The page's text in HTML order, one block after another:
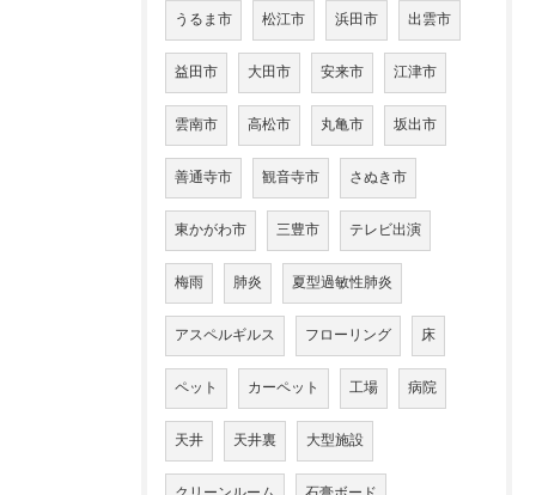
うるま市 松江市 浜田市 出雲市
益田市 大田市 安来市 江津市
雲南市 高松市 丸亀市 坂出市
善通寺市 観音寺市 さぬき市
東かがわ市 三豊市 テレビ出演
梅雨 肺炎 夏型過敏性肺炎
アスペルギルス フローリング 床
ペット カーペット 工場 病院
天井 天井裏 大型施設